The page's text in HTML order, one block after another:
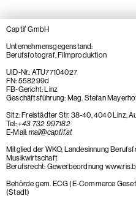
Captif GmbH
Unternehmensgegenstand:
Berufsfotograf, Filmproduktion
UID-Nr.: ATU77104027
FN: 558299d
FB-Gericht: Linz
Geschäftsführung: Mag. Stefan
Sitz: Freistädter Str. 38-40, 4040 Linz,
Tel:+43 732 997182
E-Mail: mail@captif.at
Mitglied der WKO, Landesinnung
Musikwirtschaft
Berufsrecht: Gewerbeordnung
Behörde gem. ECG (E-Commerce
(Stadt)